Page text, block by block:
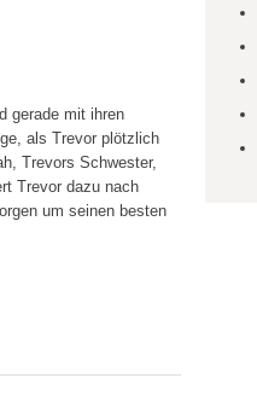
gerade mit ihren
als Trevor plötzlich
Trevors Schwester,
Trevor dazu nach
um seinen besten